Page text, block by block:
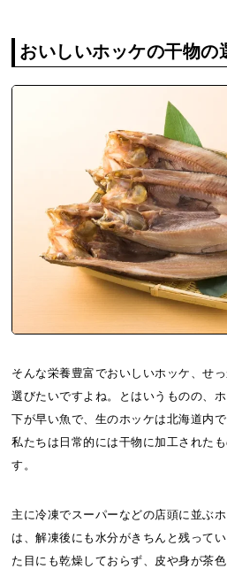
おいしいホッケの干物の
そんな栄養豊富でおいしいホッケ、せ
選びたいですよね。とはいうものの、
下が早い魚で、生のホッケは北海道内
私たちは日常的には干物に加工された
す。
主に冷凍でスーパーなどの店頭に並ぶ
は、解凍後にも水分がきちんと残って
た目にも乾燥しておらず、皮や身が茶